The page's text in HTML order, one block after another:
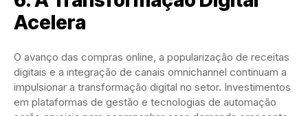
Acelera
O avanço das compras online, a popularização de receitas
digitais e a integração de canais omnichannel continuam a
impulsionar a transformação digital no setor. Investimentos
em plataformas de gestão e tecnologias de automação